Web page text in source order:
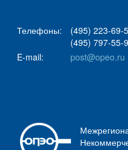
Телефоны:
(495) 223-69-
(495) 797-55-
E-mail:
post@opeo.ru